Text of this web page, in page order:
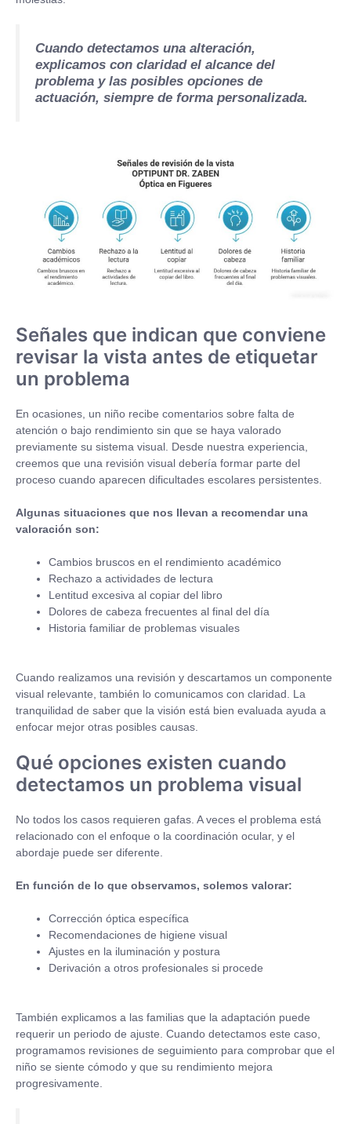
Cuando detectamos una alteración,
explicamos con claridad el alcance del
problema y las posibles opciones de
actuación, siempre de forma personalizada.
Señales que indican que conviene
revisar la vista antes de etiquetar
un problema
En ocasiones, un niño recibe comentarios sobre falta de
atención o bajo rendimiento sin que se haya valorado
previamente su sistema visual. Desde nuestra experiencia,
creemos que una revisión visual debería formar parte del
proceso cuando aparecen dificultades escolares persistentes.
Algunas situaciones que nos llevan a recomendar una
valoración son:
Cambios bruscos en el rendimiento académico
Rechazo a actividades de lectura
Lentitud excesiva al copiar del libro
Dolores de cabeza frecuentes al final del día
Historia familiar de problemas visuales
Cuando realizamos una revisión y descartamos un componente
visual relevante, también lo comunicamos con claridad. La
tranquilidad de saber que la visión está bien evaluada ayuda a
enfocar mejor otras posibles causas.
Qué opciones existen cuando
detectamos un problema visual
No todos los casos requieren gafas. A veces el problema está
relacionado con el enfoque o la coordinación ocular, y el
abordaje puede ser diferente.
En función de lo que observamos, solemos valorar:
Corrección óptica específica
Recomendaciones de higiene visual
Ajustes en la iluminación y postura
Derivación a otros profesionales si procede
También explicamos a las familias que la adaptación puede
requerir un periodo de ajuste. Cuando detectamos este caso,
programamos revisiones de seguimiento para comprobar que el
niño se siente cómodo y que su rendimiento mejora
progresivamente.